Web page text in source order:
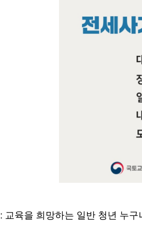
: 교육을 희망하는 일반 청년 누구